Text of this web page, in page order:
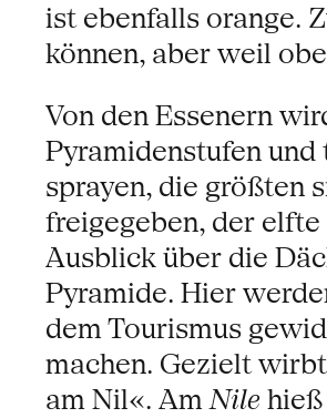
ist ebenfalls orange.
können, aber weil
Von den Essenern
Pyramidenstufen und
sprayen, die größten
freigegeben, der
Ausblick über die
Pyramide. Hier
dem Tourismus
machen. Gezielt
am Nil«. AmNile